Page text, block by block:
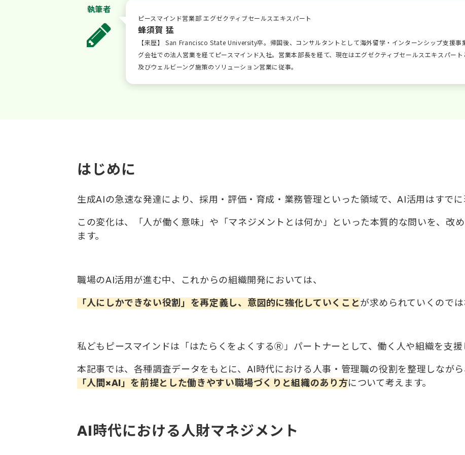
執筆者
ピースマインド営業部 エグゼクティブセールスエキスパート
蜂須賀 猛
【来歴】 San Francisco State University卒。帰国後、コンサルタントとして海外留学・インターンシップ支援
グ会社での法人営業を経てピースマインド入社。営業本部長を経て、現在はエグゼクティブセールスエキスパー
及びウェルビーング施策のソリューション営業に従事。
はじめに
生成AIの急速な発達により、採用・評価・育成・業務管理といった領域で、AI活用はすでに
この変化は、「人が働く意味」や「マネジメントとは何か」といった本質的な問いを、改
ます。
職場のAI活用が進む中、これからの組織開発においては、
「人にしかできない役割」を再定義し、意図的に強化していくことが求められていくのでは
私どもピースマインドは「はたらくをよくするⓇ」パートナーとして、働く人や組織を支援
本記事では、各種調査データをもとに、AI時代における人事・管理職の役割を整理しながら
「人間×AI」を前提とした働きやすい職場づくりと組織のあり方について考えます。
AI時代における人財マネジメント